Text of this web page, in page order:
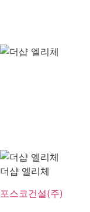
더샵 엘리체
포스코건설(주)